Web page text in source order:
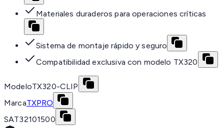
Materiales duraderos para operaciones críticas
Sistema de montaje rápido y seguro
Compatibilidad exclusiva con modelo TX320
ModeloTX320-CLIP
MarcaTXPRO
SAT32101500